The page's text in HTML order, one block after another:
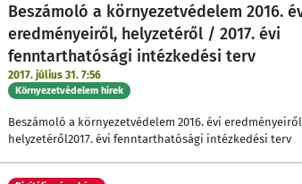
Beszámoló a környezetvédelem 2016.
eredményeiről, helyzetéről / 2017. évi
fenntarthatósági intézkedési terv
2017. július 31. 7:56
Környezetvédelem hírek
Beszámoló a környezetvédelem 2016. évi
helyzetéről2017. évi fenntarthatósági intézkedési terv